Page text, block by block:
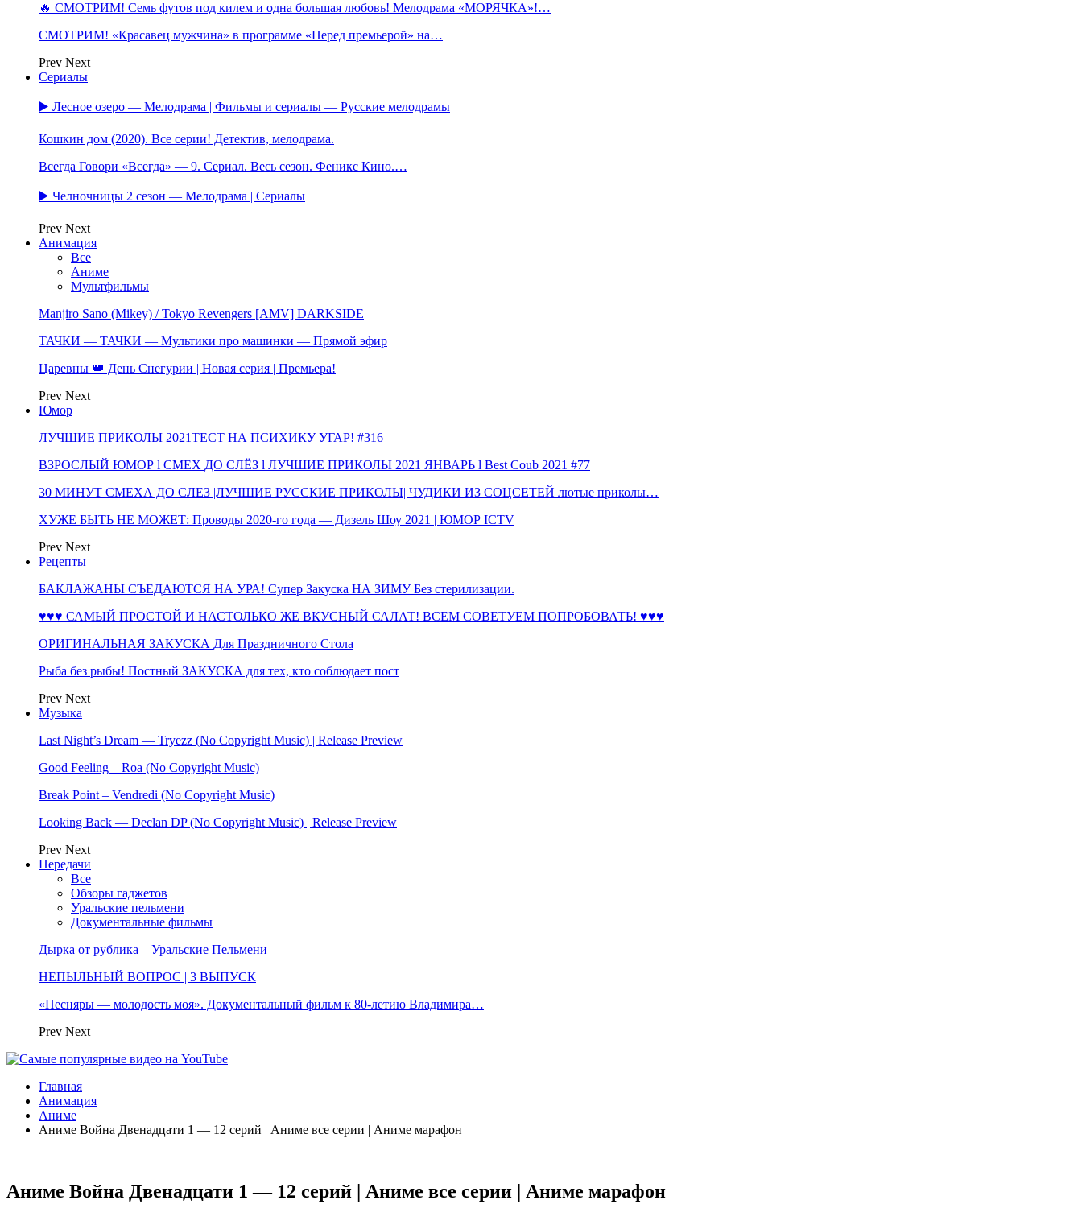
🔥 СМОТРИМ! Семь футов под килем и одна большая любовь! Мелодрама «МОРЯЧКА»!…
СМОТРИМ! «Красавец мужчина» в программе «Перед премьерой» на…
Prev Next
Сериалы
▶️ Лесное озеро — Мелодрама | Фильмы и сериалы — Русские мелодрамы
Кошкин дом (2020). Все серии! Детектив, мелодрама.
Всегда Говори «Всегда» — 9. Сериал. Весь сезон. Феникс Кино.…
▶️ Челночницы 2 сезон — Мелодрама | Сериалы
Prev Next
Анимация
Все
Аниме
Мультфильмы
Manjiro Sano (Mikey) / Tokyo Revengers [AMV] DARKSIDE
ТАЧКИ — ТАЧКИ — Мультики про машинки — Прямой эфир
Царевны 👑 День Снегурии | Новая серия | Премьера!
Prev Next
Юмор
ЛУЧШИЕ ПРИКОЛЫ 2021ТЕСТ НА ПСИХИКУ УГАР! #316
ВЗРОСЛЫЙ ЮМОР l СМЕХ ДО СЛЁЗ l ЛУЧШИЕ ПРИКОЛЫ 2021 ЯНВАРЬ l Best Coub 2021 #77
30 МИНУТ СМЕХА ДО СЛЕЗ |ЛУЧШИЕ РУССКИЕ ПРИКОЛЫ| ЧУДИКИ ИЗ СОЦСЕТЕЙ лютые приколы…
ХУЖЕ БЫТЬ НЕ МОЖЕТ: Проводы 2020-го года — Дизель Шоу 2021 | ЮМОР ICTV
Prev Next
Рецепты
БАКЛАЖАНЫ СЪЕДАЮТСЯ НА УРА! Супер Закуска НА ЗИМУ Без стерилизации.
♥♥♥ САМЫЙ ПРОСТОЙ И НАСТОЛЬКО ЖЕ ВКУСНЫЙ САЛАТ! ВСЕМ СОВЕТУЕМ ПОПРОБОВАТЬ! ♥♥♥
ОРИГИНАЛЬНАЯ ЗАКУСКА Для Праздничного Стола
Рыба без рыбы! Постный ЗАКУСКА для тех, кто соблюдает пост
Prev Next
Музыка
Last Night’s Dream — Tryezz (No Copyright Music) | Release Preview
Good Feeling – Roa (No Copyright Music)
Break Point – Vendredi (No Copyright Music)
Looking Back — Declan DP (No Copyright Music) | Release Preview
Prev Next
Передачи
Все
Обзоры гаджетов
Уральские пельмени
Документальные фильмы
Дырка от рублика – Уральские Пельмени
НЕПЫЛЬНЫЙ ВОПРОС | 3 ВЫПУСК
«Песняры — молодость моя». Документальный фильм к 80-летию Владимира…
Prev Next
Главная
Анимация
Аниме
Аниме Война Двенадцати 1 — 12 серий | Аниме все серии | Аниме марафон
Аниме Война Двенадцати 1 — 12 серий | Аниме все серии | Аниме марафон